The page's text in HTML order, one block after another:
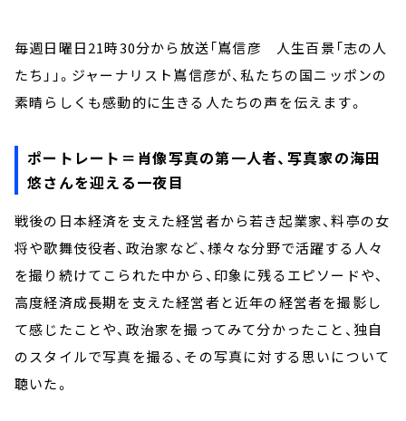
毎週日曜日21時30分から放送「嶌信彦 人生百景「志の人
たち」」。ジャーナリスト嶌信彦が、私たちの国ニッポンの
素晴らしくも感動的に生きる人たちの声を伝えます。
ポートレート＝肖像写真の第一人者、写真家の海田
悠さんを迎える一夜目
戦後の日本経済を支えた経営者から若き起業家、料亭の女
将や歌舞伎役者、政治家など、様々な分野で活躍する人々
を撮り続けてこられた中から、印象に残るエピソードや、
高度経済成長期を支えた経営者と近年の経営者を撮影し
て感じたことや、政治家を撮ってみて分かったこと、独自
のスタイルで写真を撮る、その写真に対する思いについて
聴いた。